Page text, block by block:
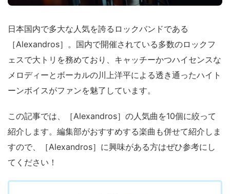
日本国内で多大な人気を誇るロックバンドである
［Alexandros］。国内で開催されている多数のロックフ
ェスで大トリを務めており、キャッチーかつハイセンスな
メロディーとボーカルの川上洋平による透き通ったハイト
ーンボイスがファンを魅了しています。
この記事では、［Alexandros］の人気曲を10個に絞って
紹介します。編集部がおすすめする楽曲も併せて紹介しま
すので、［Alexandros］に興味がある方はぜひ参考にし
てください！